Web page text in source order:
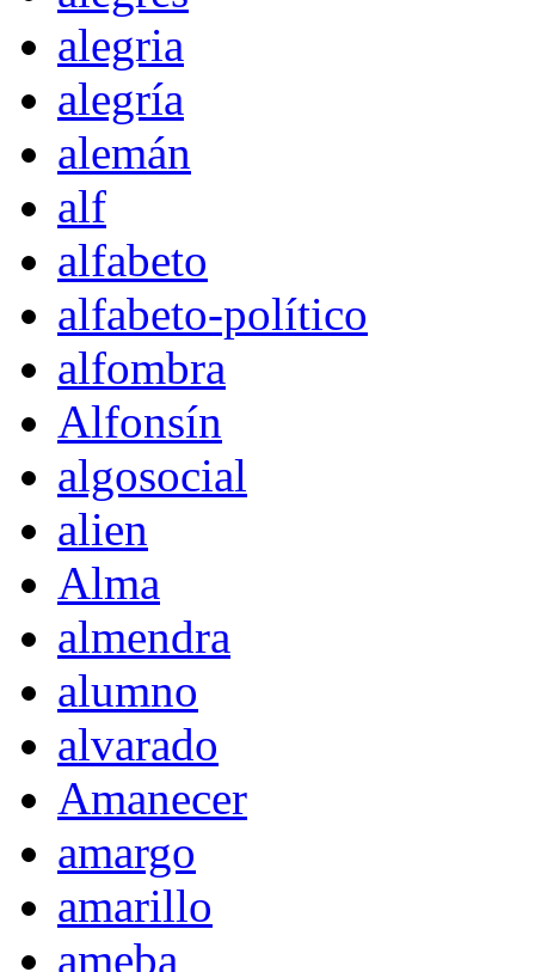
alegria
alegría
alemán
alf
alfabeto
alfabeto-político
alfombra
Alfonsín
algosocial
alien
Alma
almendra
alumno
alvarado
Amanecer
amargo
amarillo
ameba